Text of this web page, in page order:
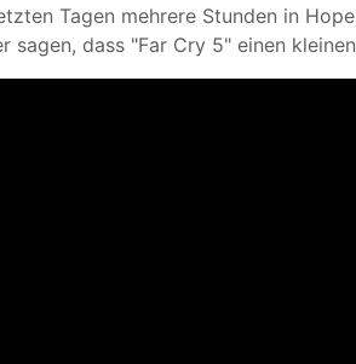
Tagen mehrere Stunden in
sagen, dass "Far Cry 5" einen